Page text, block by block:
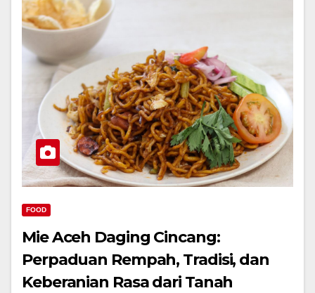
FOOD
Mie Aceh Daging Cincang:
Perpaduan Rempah, Tradisi, dan
Keberanian Rasa dari Tanah